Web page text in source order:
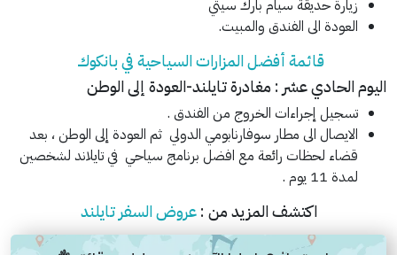
زيارة حديقة سيام بارك سيتي
العودة الى الفندق والمبيت.
قائمة أفضل المزارات السياحية في بانكوك
اليوم الحادي عشر : مغادرة تايلند-العودة إلى الوطن
تسجيل إجراءات الخروج من الفندق .
الايصال الى مطار سوفارنابومي الدولي ثم العودة إلى الوطن ، بعد
قضاء لحظات رائعة مع افضل برنامج سياحي في تايلاند لشخصين
لمدة 11 يوم .
اكتشف المزيد من :عروض السفر تايلند